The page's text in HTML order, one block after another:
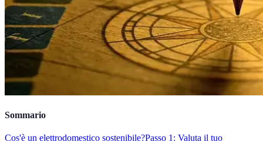
Sommario
Cos'è un elettrodomestico sostenibile?Passo 1: Valuta il tuo